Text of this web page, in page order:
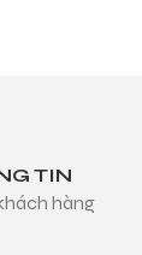
TIN
hàng